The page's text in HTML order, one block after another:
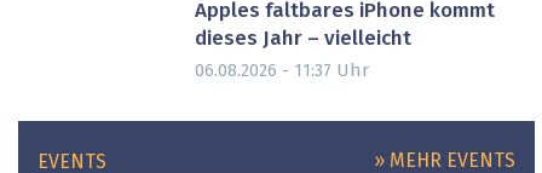
Apples faltbares iPhone kommt
dieses Jahr – vielleicht
06.08.2026 - 11:37 Uhr
EVENTS » MEHR EVENTS